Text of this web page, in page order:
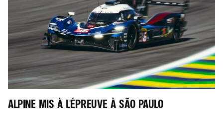
ALPINE MIS À L'ÉPREUVE À SÃO PAULO